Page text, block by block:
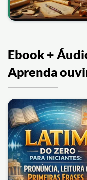
Ebook +
Aprenda